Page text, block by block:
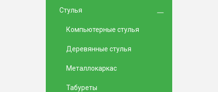
Стулья
Компьютерные стулья
Деревянные стулья
Металлокаркас
Табуреты